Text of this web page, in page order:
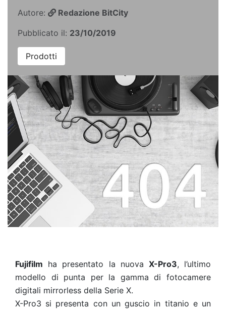
Autore:
Redazione BitCity
Pubblicato il: 23/10/2019
Prodotti
Fujifilm ha presentato la nuova X-Pro3, l’ultimo
modello di punta per la gamma di fotocamere
digitali mirrorless della Serie X.
X-Pro3 si presenta con un guscio in titanio e un